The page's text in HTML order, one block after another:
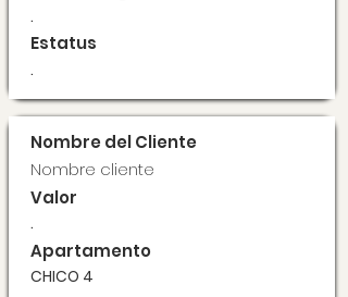
.
Estatus
.
Nombre del Cliente
Nombre cliente
Valor
.
Apartamento
CHICO 4